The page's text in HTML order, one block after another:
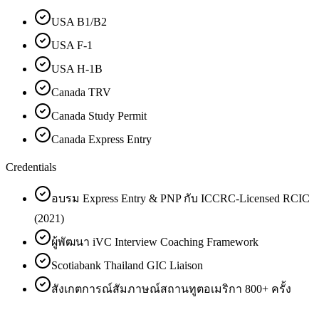
USA B1/B2
USA F-1
USA H-1B
Canada TRV
Canada Study Permit
Canada Express Entry
Credentials
อบรม Express Entry & PNP กับ ICCRC-Licensed RCIC
(2021)
ผู้พัฒนา iVC Interview Coaching Framework
Scotiabank Thailand GIC Liaison
สังเกตการณ์สัมภาษณ์สถานทูตอเมริกา 800+ ครั้ง